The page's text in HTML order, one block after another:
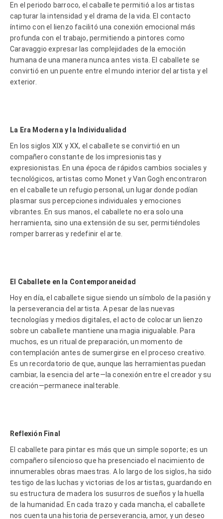
En el periodo barroco, el caballete permitió a los artistas
capturar la intensidad y el drama de la vida. El contacto
íntimo con el lienzo facilitó una conexión emocional más
profunda con el trabajo, permitiendo a pintores como
Caravaggio expresar las complejidades de la emoción
humana de una manera nunca antes vista. El caballete se
convirtió en un puente entre el mundo interior del artista y el
exterior.
La Era Moderna y la Individualidad
En los siglos XIX y XX, el caballete se convirtió en un
compañero constante de los impresionistas y
expresionistas. En una época de rápidos cambios sociales y
tecnológicos, artistas como Monet y Van Gogh encontraron
en el caballete un refugio personal, un lugar donde podían
plasmar sus percepciones individuales y emociones
vibrantes. En sus manos, el caballete no era solo una
herramienta, sino una extensión de su ser, permitiéndoles
romper barreras y redefinir el arte.
El Caballete en la Contemporaneidad
Hoy en día, el caballete sigue siendo un símbolo de la pasión y
la perseverancia del artista. A pesar de las nuevas
tecnologías y medios digitales, el acto de colocar un lienzo
sobre un caballete mantiene una magia inigualable. Para
muchos, es un ritual de preparación, un momento de
contemplación antes de sumergirse en el proceso creativo.
Es un recordatorio de que, aunque las herramientas puedan
cambiar, la esencia del arte—la conexión entre el creador y su
creación—permanece inalterable.
Reflexión Final
El caballete para pintar es más que un simple soporte; es un
compañero silencioso que ha presenciado el nacimiento de
innumerables obras maestras. A lo largo de los siglos, ha sido
testigo de las luchas y victorias de los artistas, guardando en
su estructura de madera los susurros de sueños y la huella
de la humanidad. En cada trazo y cada mancha, el caballete
nos cuenta una historia de perseverancia, amor, y un deseo